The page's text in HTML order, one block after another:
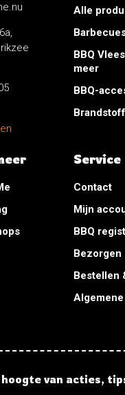
Alle
BBQ
meer
BBQ-
Service
Contact
Mijn
BBQ
Bezorgen
Bestellen
van acties,